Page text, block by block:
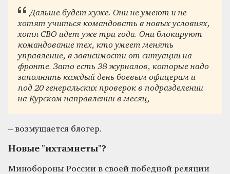
Дальше будет хуже. Они не умеют и не
хотят учиться командовать в новых условиях,
хотя СВО идет уже три года. Они блокируют
командование тех, кто умеет менять
управление, в зависимости от ситуации на
фронте. Зато есть 38 журналов, которые надо
заполнять каждый день боевым офицерам и
под 20 генеральских проверок в подразделении
на Курском направлении в месяц,
– возмущается блогер.
Новые "ихтамнеты"?
Минобороны России в своей победной реляции